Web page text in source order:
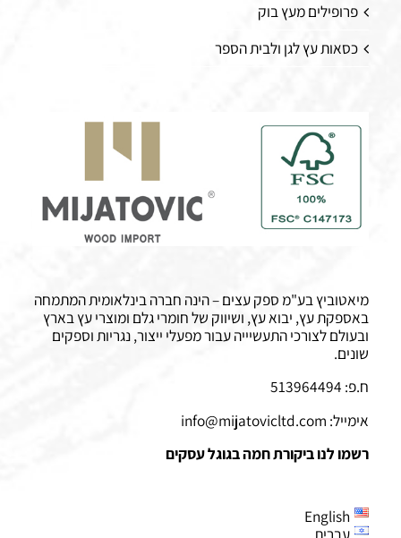
פרופילים מעץ בוק
כסאות עץ לגן ולבית הספר
מיאטוביץ בע"מ ספק עצים – הינה חברה בינלאומית המתמחה
באספקת עץ, יבוא עץ, ושיווק של חומרי גלם ומוצרי עץ בארץ
ובעולם לצורכי התעשיייה עבור מפעלי ייצור, נגריות וספקים
שונים.
ח.פ: 513964494
אימייל: info@mijatovicltd.com
רשמו לנו ביקורת חמה בגוגל עסקים
English